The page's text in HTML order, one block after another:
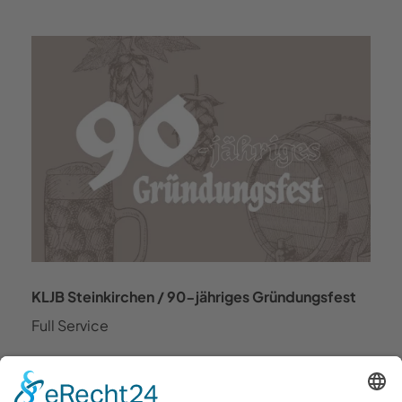
KLJB Steinkirchen / 90-jähriges Gründungsfest
Full Service